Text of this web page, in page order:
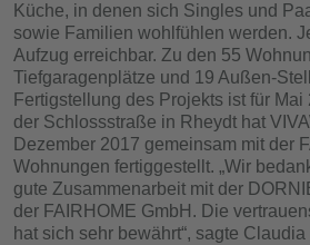
Küche, in denen sich Singles und
sowie Familien wohlfühlen werden.
Aufzug erreichbar. Zu den 55
Tiefgaragenplätze und 19 Außen-
Fertigstellung des Projekts ist für
der Schlossstraße in Rheydt hat
Dezember 2017 gemeinsam mit der
Wohnungen fertiggestellt. „Wir
gute Zusammenarbeit mit der
der FAIRHOME GmbH. Die
hat sich sehr bewährt“, sagte